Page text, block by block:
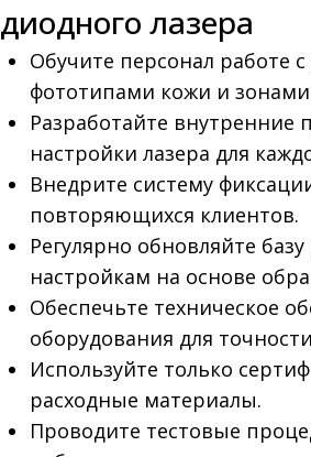
диодного лазера
Обучите персонал работе
фототипами кожи и
Разработайте внутренние
настройки лазера для
Внедрите систему
повторяющихся клиентов.
Регулярно обновляйте
настройкам на основе
Обеспечьте техническое
оборудования для
Используйте только
расходные материалы.
Проводите тестовые